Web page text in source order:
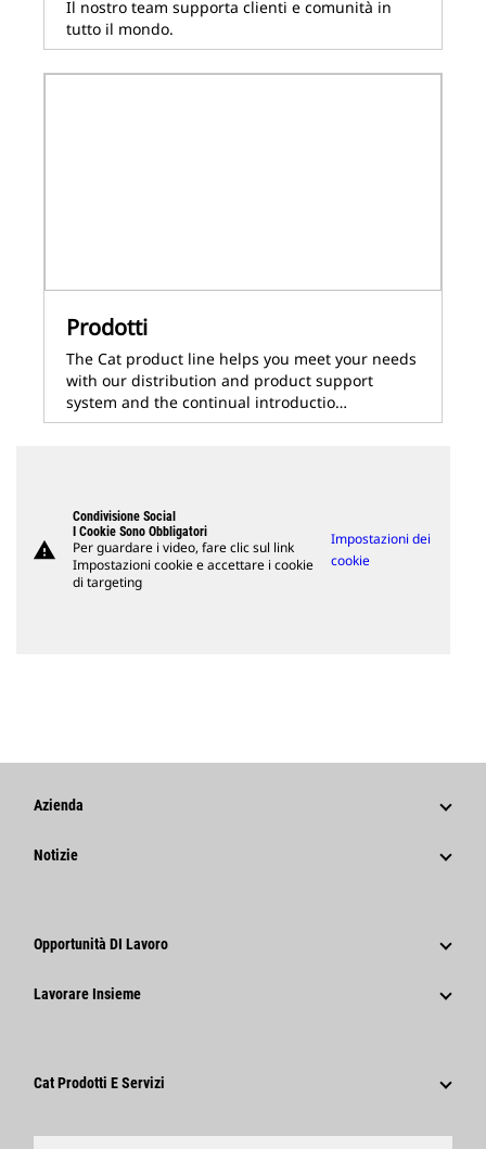
Il nostro team supporta clienti e comunità in
tutto il mondo.
Prodotti
The Cat product line helps you meet your needs
with our distribution and product support
system and the continual introductio…
warning
Condivisione Social
I Cookie Sono Obbligatori
Per guardare i video, fare clic sul link
Impostazioni cookie e accettare i cookie
di targeting
Impostazioni dei
cookie
Azienda
Strategia
Codice Di Condotta
Innovazione
Notizie
Comunicati Stampa Aziendali
Opportunità DI Lavoro
Perché Caterpillar?
Lavorare Insieme
Fornitori
Cat Prodotti E Servizi